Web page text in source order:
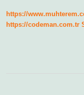
https://
https://codeman.com.tr